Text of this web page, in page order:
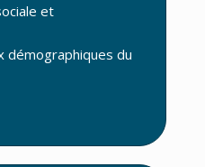
et
démographiques du